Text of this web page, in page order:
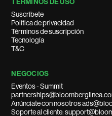
TÉRMINOS DE USO
Suscríbete
Política de privacidad
Términos de suscripción
Tecnología
T&C
NEGOCIOS
Eventos - Summit
Anúnciate con nosotros
Soporte al cliente: